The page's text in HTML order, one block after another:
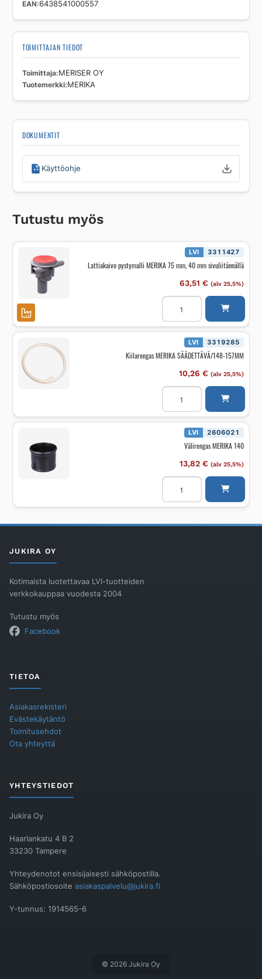
EAN 6438541000557
TOIMITTAJAN TIEDOT
Toimittaja MERISER OY
Tuotemerkki MERIKA
DOKUMENTIT
Käyttöohje
Tutustu myös
LVI 3311427
Lattiakaivo pystymalli MERIKA 75 mm, 40 mm sivuliitännällä
63,51 € (alv 25,5%)
Lattiakaivo
pystymalli
MERIKA
75
mm,
sivuliitännällä
LVI 3319285
Kiilarengas MERIKA SÄÄDETTÄVÄ/148-157MM
10,26 € (alv 25,5%)
Kiilarengas
MERIKA
SÄÄDETTÄVÄ/148-
157MM
määrä
LVI 2606021
Välirengas MERIKA 140
13,82 € (alv 25,5%)
Välirengas
MERIKA
määrä
JUKIRA OY
Kotimaista luotettavaa LVI-tuotteiden
verkkokauppaa vuodesta 2004
Tutustu myös
Facebook
TIETOA
Asiakasrekisteri
Evästekäytäntö
Toimitusehdot
Ota yhteyttä
YHTEYSTIEDOT
Jukira Oy
Haarlankatu 4 B 2
33230 Tampere
Yhteydenotot ensisijaisesti sähköpostilla.
Sähköpostiosoite asiakaspalvelu@jukira.fi
Y-tunnus: 1914565-6
© 2026 Jukira Oy